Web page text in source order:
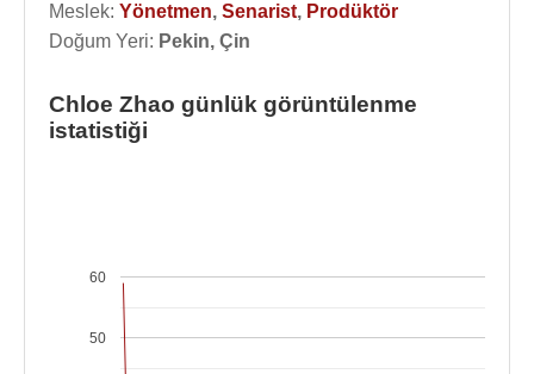
Meslek: Yönetmen, Senarist, Prodüktör
Doğum Yeri: Pekin, Çin
Chloe Zhao günlük görüntülenme
istatistiği
50
60